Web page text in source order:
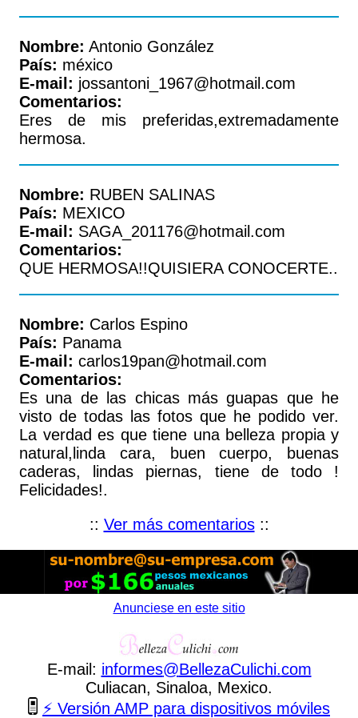
Nombre: Antonio González
País: méxico
E-mail: jossantoni_1967@hotmail.com
Comentarios:
Eres de mis preferidas,extremadamente
hermosa.
Nombre: RUBEN SALINAS
País: MEXICO
E-mail: SAGA_201176@hotmail.com
Comentarios:
QUE HERMOSA!!QUISIERA CONOCERTE..
Nombre: Carlos Espino
País: Panama
E-mail: carlos19pan@hotmail.com
Comentarios:
Es una de las chicas más guapas que he
visto de todas las fotos que he podido ver.
La verdad es que tiene una belleza propia y
natural,linda cara, buen cuerpo, buenas
caderas, lindas piernas, tiene de todo !
Felicidades!.
:: Ver más comentarios::
Anunciese en este sitio
E-mail: informes@BellezaCulichi.com
Culiacan, Sinaloa, Mexico.
⚡ Versión AMP para dispositivos móviles